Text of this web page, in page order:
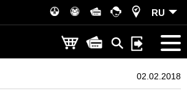
RU
02.02.2018